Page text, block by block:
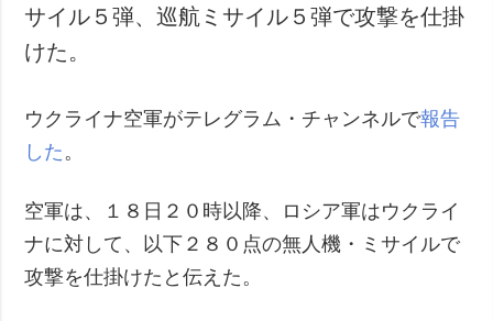
サイル５弾、巡航ミサイル５弾で攻撃を仕掛
けた。
ウクライナ空軍がテレグラム・チャンネルで報告
した 。
空軍は、１８日２０時以降、ロシア軍はウクライ
ナに対して、以下２８０点の無人機・ミサイルで
攻撃を仕掛けたと伝えた。